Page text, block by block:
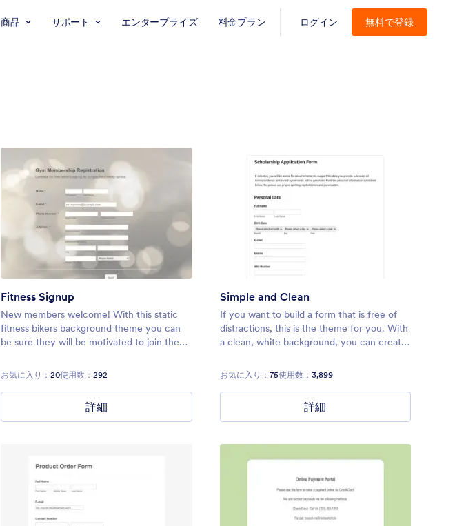
商品 サポート エンタープライズ 料金プラン ログイン 無料で登録
Fitness Signup
New members welcome! With this static
fitness bikers background theme you can
be sure they will be motivated to join the
https://form.jotformpro.com/batreeq/contact
お気に入り：20使用数：292
詳細
Simple and Clean
If you want to build a form that is free of
distractions, this is the theme for you. With
a clean, white background, you can create
users to go from start to finish quickly.
お気に入り： 75使用数： 3,899
詳細